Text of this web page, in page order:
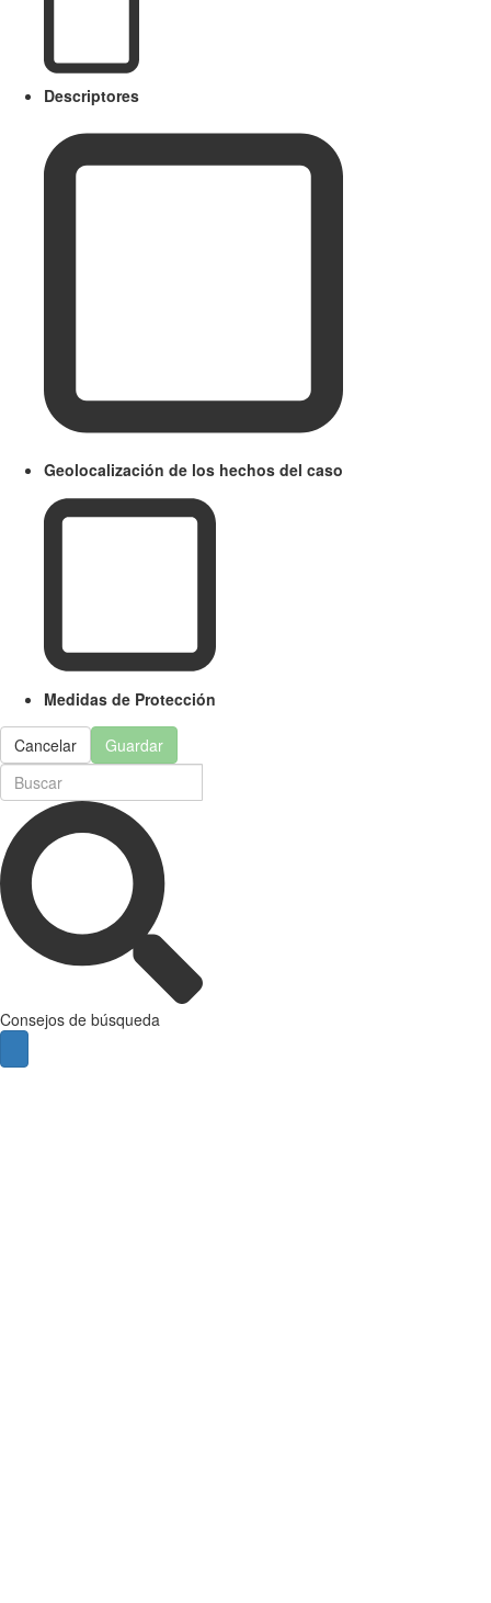
Descriptores
Geolocalización de los hechos del caso
Medidas de Protección
Cancelar Guardar
Consejos de búsqueda